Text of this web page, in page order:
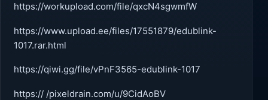
https://workupload.com/file/qxcN4sgwmfW
https://www.upload.ee/files/17551879/edublink-
1017.rar.html
https://qiwi.gg/file/vPnF3565-edublink-1017
https:// /pixeldrain.com/u/9CidAoBV